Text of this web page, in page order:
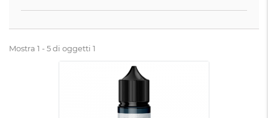
Mostra 1 - 5 di oggetti 1